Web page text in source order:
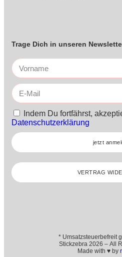
Trage Dich in unseren
Indem Du fortfährst,
Datenschutzerklärung
jetzt
VERTRAG
* Umsatzsteuerbefreit
Stickzebra 2026 – All
Made with ♥ by